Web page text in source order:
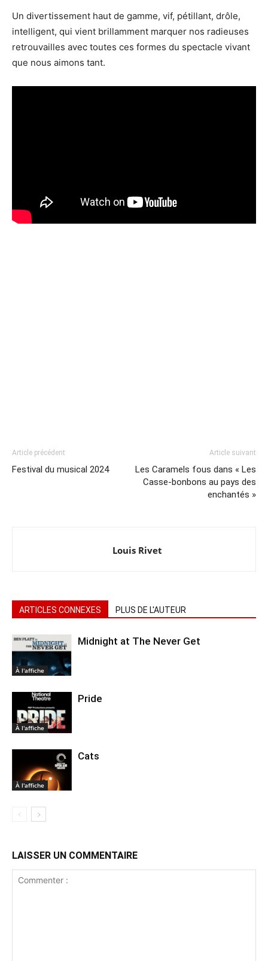
Un divertissement haut de gamme, vif, pétillant, drôle,
intelligent, qui vient brillamment marquer nos radieuses
retrouvailles avec toutes ces formes du spectacle vivant
que nous aimons tant.
Article précédent
Festival du musical 2024
Article suivant
Les Caramels fous dans « Les
Casse-bonbons au pays des
enchantés »
Louis Rivet
ARTICLES CONNEXES PLUS DE L'AUTEUR
À l'affiche
Midnight at The Never Get
À l'affiche
Pride
À l'affiche
Cats
LAISSER UN COMMENTAIRE